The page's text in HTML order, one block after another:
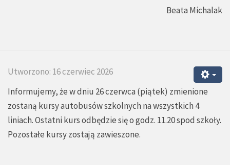
Beata Michalak
Utworzono: 16 czerwiec 2026
Informujemy, że w dniu 26 czerwca (piątek) zmienione
zostaną kursy autobusów szkolnych na wszystkich 4
liniach. Ostatni kurs odbędzie się o godz. 11.20 spod szkoły.
Pozostałe kursy zostają zawieszone.